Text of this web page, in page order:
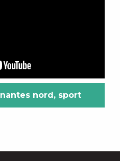
nantes nord , sport